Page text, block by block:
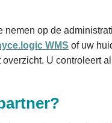
nemen op de
WMS of uw
U controleert